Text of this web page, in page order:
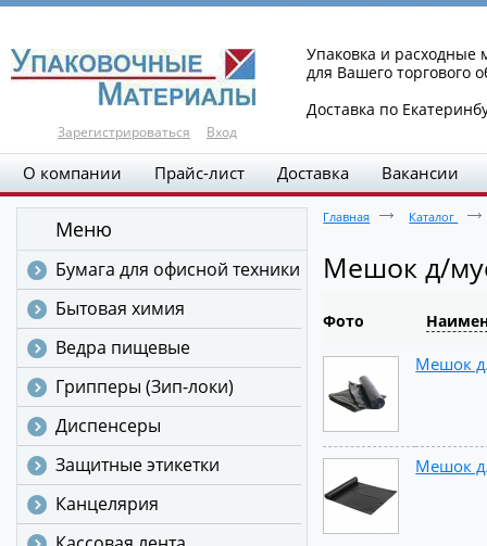
Зарегистрироваться Вход
Упаковка и расходные
для Вашего торгового
Доставка по
О компании Прайс-лист Доставка Вакансии
Меню
Бумага для офисной техники
Бытовая химия
Ведра пищевые
Грипперы (Зип-локи)
Диспенсеры
Защитные этикетки
Канцелярия
Главная Каталог
Мешок д/
Фото
Мешок
Мешок